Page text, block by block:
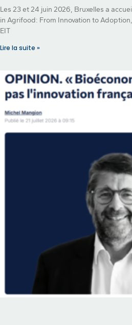
Les 23 et 24 juin 2026, Bruxelles a
in Agrifood: From Innovation to
EIT
Lire la suite »